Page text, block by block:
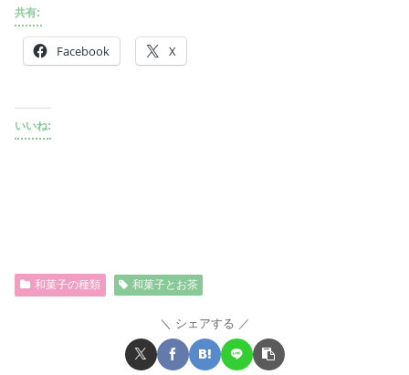
共有:
Facebook X
いいね:
和菓子の種類 和菓子とお茶
シェアする